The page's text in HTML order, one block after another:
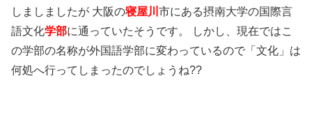
しましましたが 大阪の寝屋川 市にある摂南大学の国際言
語文化学部に通っていたそうです。 しかし、現在ではこ
の学部の名称が外国語学部に変わっているので「文化」は
何処へ行ってしまったのでしょうね??